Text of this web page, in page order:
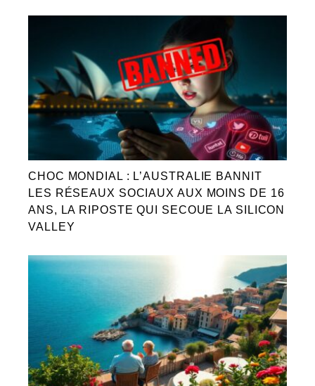
CHOC MONDIAL : L’AUSTRALIE BANNIT
LES RÉSEAUX SOCIAUX AUX MOINS DE 16
ANS, LA RIPOSTE QUI SECOUE LA SILICON
VALLEY